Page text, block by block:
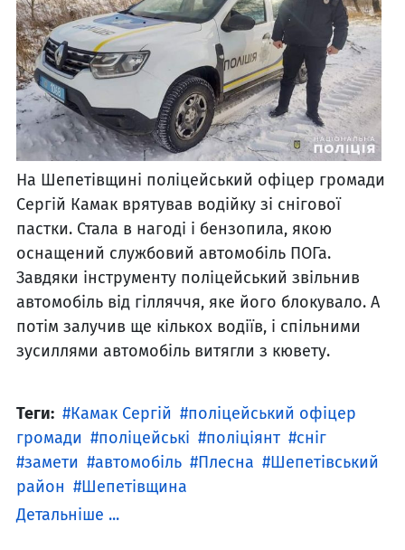
На Шепетівщині поліцейський офіцер громади
Сергій Камак врятував водійку зі снігової
пастки. Стала в нагоді і бензопила, якою
оснащений службовий автомобіль ПОГа.
Завдяки інструменту поліцейський звільнив
автомобіль від гілляччя, яке його блокувало. А
потім залучив ще кількох водіїв, і спільними
зусиллями автомобіль витягли з кювету.
Теги: Камак Сергій
поліцейський офіцер
громади
поліцейські поліціянт
сніг
замети
автомобіль Плесна
Шепетівський
район
Шепетівщина
Детальніше ...